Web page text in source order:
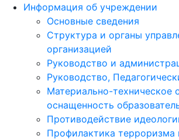
Информация об учреждении
Основные сведения
Структура и органы
организацией
Руководство и
Руководство,
Материально-техническое
оснащенность
Противодействие
Профилактика терроризма